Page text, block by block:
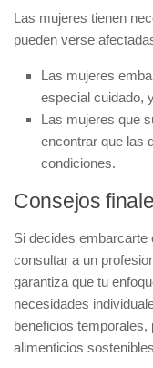
Las mujeres tienen
pueden verse
Las mujeres
especial cuidado,
Las mujeres que
encontrar que las
condiciones.
Consejos
Si decides embarcarte
consultar a un
garantiza que tu
necesidades
beneficios temporales,
alimenticios